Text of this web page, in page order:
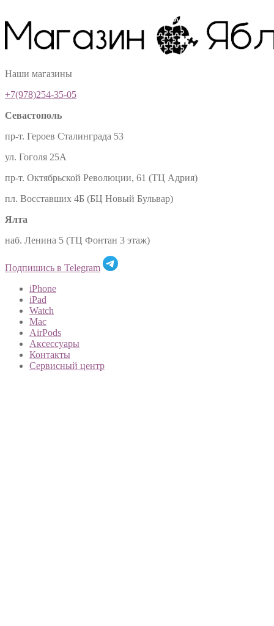
Наши магазины
+7(978)254-35-05
Севастополь
пр-т. Героев Сталинграда 53
ул. Гоголя 25А
пр-т. Октябрьской Революции, 61 (ТЦ Адрия)
пл. Восставших 4Б (БЦ Новый Бульвар)
Ялта
наб. Ленина 5 (ТЦ Фонтан 3 этаж)
Подпишись в Telegram
iPhone
iPad
Watch
Mac
AirPods
Аксессуары
Контакты
Сервисный центр